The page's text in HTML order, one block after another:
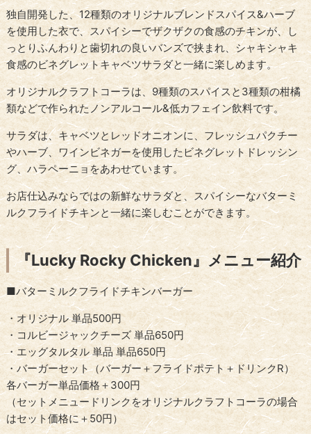
独自開発した、12種類のオリジナルブレンドスパイス&ハーブ
を使用した衣で、スパイシーでザクザクの食感のチキンが、し
っとりふんわりと歯切れの良いバンズで挟まれ、シャキシャキ
食感のビネグレットキャベツサラダと一緒に楽しめます。
オリジナルクラフトコーラは、9種類のスパイスと3種類の柑橘
類などで作られたノンアルコール&低カフェイン飲料です。
サラダは、キャベツとレッドオニオンに、フレッシュパクチー
やハーブ、ワインビネガーを使用したビネグレットドレッシン
グ、ハラペーニョをあわせています。
お店仕込みならではの新鮮なサラダと、スパイシーなバターミ
ルクフライドチキンと一緒に楽しむことができます。
『Lucky Rocky Chicken』メニュー紹介
■バターミルクフライドチキンバーガー
・オリジナル 単品500円
・コルビージャックチーズ 単品650円
・エッグタルタル 単品 単品650円
・バーガーセット（バーガー＋フライドポテト＋ドリンクR）
各バーガー単品価格＋300円
（セットメニュードリンクをオリジナルクラフトコーラの場合
はセット価格に＋50円）